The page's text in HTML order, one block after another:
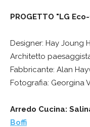
PROGETTO "LG
Designer: Hay Joung
Architetto
Fabbricante: Alan
Fotografia: Georgina
Arredo Cucina:
Boffi